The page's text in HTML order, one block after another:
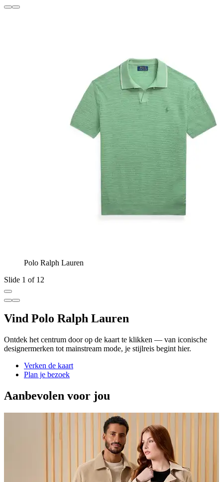
Polo Ralph Lauren
Slide 1 of 12
Vind Polo Ralph Lauren
Ontdek het centrum door op de kaart te klikken — van iconische
designermerken tot mainstream mode, je stijlreis begint hier.
Verken de kaart
Plan je bezoek
Aanbevolen voor jou